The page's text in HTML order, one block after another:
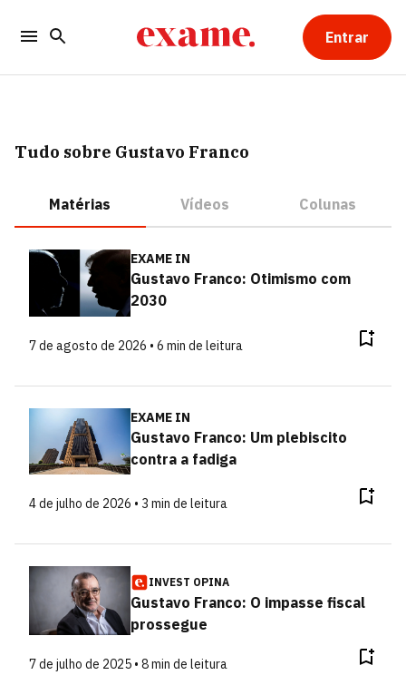
Entrar
Tudo sobre Gustavo Franco
Matérias Vídeos Colunas
EXAME IN
Gustavo Franco: Otimismo com
2030
7 de agosto de 2026 • 6 min de leitura
EXAME IN
Gustavo Franco: Um plebiscito
contra a fadiga
4 de julho de 2026 • 3 min de leitura
INVEST OPINA
Gustavo Franco: O impasse fiscal
prossegue
7 de julho de 2025 • 8 min de leitura